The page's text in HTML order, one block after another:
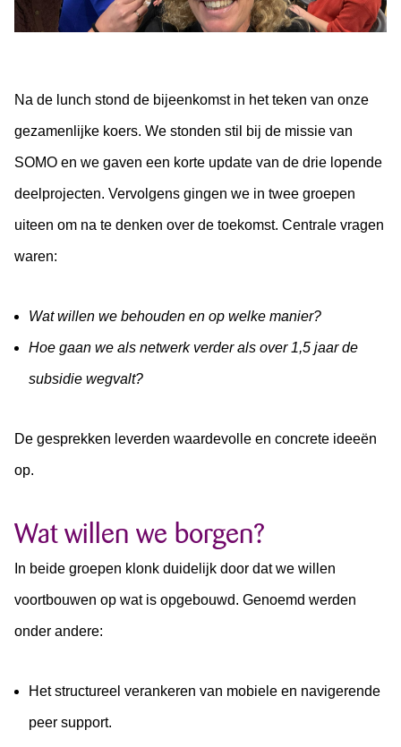
Na de lunch stond de bijeenkomst in het teken van onze
gezamenlijke koers. We stonden stil bij de missie van
SOMO en we gaven een korte update van de drie lopende
deelprojecten. Vervolgens gingen we in twee groepen
uiteen om na te denken over de toekomst. Centrale vragen
waren:
Wat willen we behouden en op welke manier?
Hoe gaan we als netwerk verder als over 1,5 jaar de
subsidie wegvalt?
De gesprekken leverden waardevolle en concrete ideeën
op.
Wat willen we borgen?
In beide groepen klonk duidelijk door dat we willen
voortbouwen op wat is opgebouwd. Genoemd werden
onder andere:
Het structureel verankeren van mobiele en navigerende
peer support.